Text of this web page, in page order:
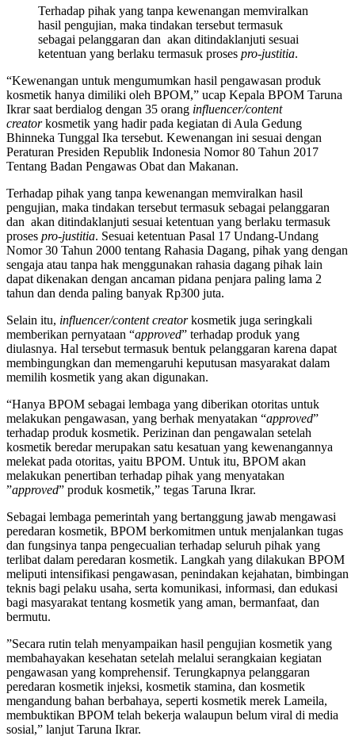
Terhadap pihak yang tanpa kewenangan memviralkan
hasil pengujian, maka tindakan tersebut termasuk
sebagai pelanggaran dan akan ditindaklanjuti sesuai
ketentuan yang berlaku termasuk proses pro-justitia.
“Kewenangan untuk mengumumkan hasil pengawasan produk
kosmetik hanya dimiliki oleh BPOM,” ucap Kepala BPOM Taruna
Ikrar saat berdialog dengan 35 orang influencer/content
creatorkosmetik yang hadir pada kegiatan di Aula Gedung
Bhinneka Tunggal Ika tersebut. Kewenangan ini sesuai dengan
Peraturan Presiden Republik Indonesia Nomor 80 Tahun 2017
Tentang Badan Pengawas Obat dan Makanan.
Terhadap pihak yang tanpa kewenangan memviralkan hasil
pengujian, maka tindakan tersebut termasuk sebagai pelanggaran
dan akan ditindaklanjuti sesuai ketentuan yang berlaku termasuk
proses pro-justitia. Sesuai ketentuan Pasal 17 Undang-Undang
Nomor 30 Tahun 2000 tentang Rahasia Dagang, pihak yang dengan
sengaja atau tanpa hak menggunakan rahasia dagang pihak lain
dapat dikenakan dengan ancaman pidana penjara paling lama 2
tahun dan denda paling banyak Rp300 juta.
Selain itu, influencer/content creatorkosmetik juga seringkali
memberikan pernyataan “approved” terhadap produk yang
diulasnya. Hal tersebut termasuk bentuk pelanggaran karena dapat
membingungkan dan memengaruhi keputusan masyarakat dalam
memilih kosmetik yang akan digunakan.
“Hanya BPOM sebagai lembaga yang diberikan otoritas untuk
melakukan pengawasan, yang berhak menyatakan “approved”
terhadap produk kosmetik. Perizinan dan pengawalan setelah
kosmetik beredar merupakan satu kesatuan yang kewenangannya
melekat pada otoritas, yaitu BPOM. Untuk itu, BPOM akan
melakukan penertiban terhadap pihak yang menyatakan
”approved” produk kosmetik,” tegas Taruna Ikrar.
Sebagai lembaga pemerintah yang bertanggung jawab mengawasi
peredaran kosmetik, BPOM berkomitmen untuk menjalankan tugas
dan fungsinya tanpa pengecualian terhadap seluruh pihak yang
terlibat dalam peredaran kosmetik. Langkah yang dilakukan BPOM
meliputi intensifikasi pengawasan, penindakan kejahatan, bimbingan
teknis bagi pelaku usaha, serta komunikasi, informasi, dan edukasi
bagi masyarakat tentang kosmetik yang aman, bermanfaat, dan
bermutu.
”Secara rutin telah menyampaikan hasil pengujian kosmetik yang
membahayakan kesehatan setelah melalui serangkaian kegiatan
pengawasan yang komprehensif. Terungkapnya pelanggaran
peredaran kosmetik injeksi, kosmetik stamina, dan kosmetik
mengandung bahan berbahaya, seperti kosmetik merek Lameila,
membuktikan BPOM telah bekerja walaupun belum viral di media
sosial,” lanjut Taruna Ikrar.